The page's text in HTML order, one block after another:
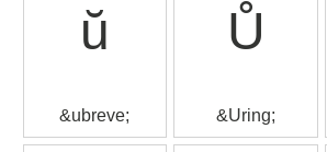
ŭ
&ubreve;
Ů
&Uring;